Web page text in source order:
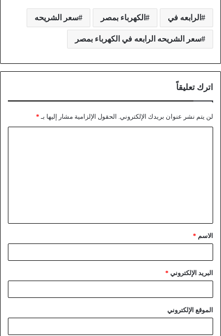
الرابعه في الكهرباء بمصر سعر الشريحه
سعر الشريحه الرابعه في الكهرباء بمصر
اترك تعليقاً
لن يتم نشر عنوان بريدك الإلكتروني. الحقول الإلزامية مشار إليها بـ *
الاسم *
البريد الإلكتروني *
الموقع الإلكتروني